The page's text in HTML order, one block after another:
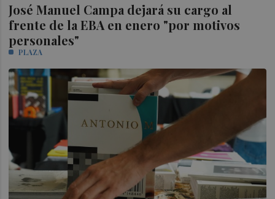
José Manuel Campa dejará su cargo al
frente de la EBA en enero "por motivos
personales"
PLAZA